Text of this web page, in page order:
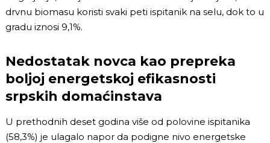
drvnu biomasu koristi svaki peti ispitanik na selu, dok to u
gradu iznosi 9,1%.
Nedostatak novca kao prepreka
boljoj energetskoj efikasnosti
srpskih domaćinstava
U prethodnih deset godina više od polovine ispitanika
(58,3%) je ulagalo napor da podigne nivo energetske